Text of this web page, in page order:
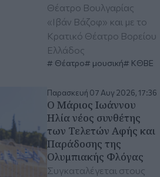
Θέατρο Βουλγαρίας
«Ιβάν Βάζοφ» και με το
Κρατικό Θέατρο Βορείου
Ελλάδος
Θέατρο μουσική ΚΘΒΕ
Παρασκευή 07 Αυγ 2026, 17:36
Ο Μάριος Ιωάννου
Ηλία νέος συνθέτης
των Τελετών Αφής και
Παράδοσης της
Ολυμπιακής Φλόγας
Συγκαταλέγεται στους